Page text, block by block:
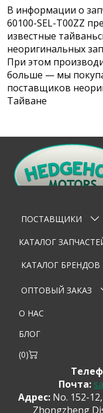
В информации о
60100-SEL-T00ZZ
известные
неоригинальных
При этом
больше — мы
поставщиков
Тайване
Оставьте
Тема
ПОСТАВЩИКИ
КАТАЛОГ
КАТАЛОГ БРЕНДОВ
ОПТОВЫЙ ЗАКАЗ
О НАС
БЛОГ
(0)
Почта:
Адрес:No. 152-
Zhongzheng